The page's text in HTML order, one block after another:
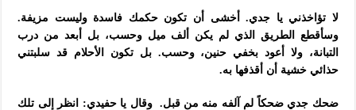
لا تؤاخذني يا جدي. أخشى أن تكون حكمك فاسدة وليست مزيفة.
وسأقطع الطريق الذي لم يكن ألف ميل وحسب، بل أبعد من درب
التبانة، ولا أعود بخفي حنين، وحسب. بل تكون الأحلام قد سلبتني
حذائي خشية أن أقذفها به.
ضحك جدي ضحكاً لم آلفه منه من قبل. وقال يا حفيدي: انظر إلى تلك